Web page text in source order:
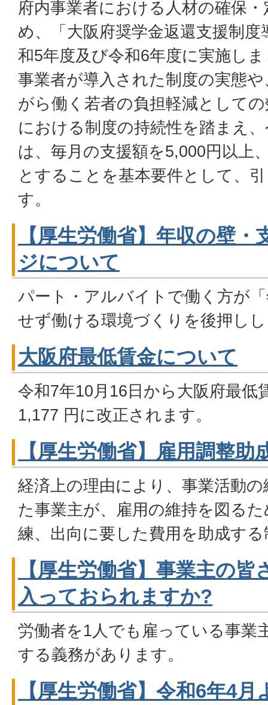
府内事業者における人材の確保
め、「大阪府奨学金返還支援制度
和5年度及び令和6年度に実施し
事業者が導入された制度の実態
がら働く若者の負担軽減として
における制度の持続性を踏まえ
は、毎月の支援額を5,000円以上
とすることを基本要件として、
す。
【厚生労働省】年収の壁
ジについて
パート・アルバイトで働く方が
せず働ける環境づくりを後押し
大阪府最低賃金について
令和7年10月16日から大阪府最低
1,177 円に改正されます。
【厚生労働省】雇用調整助
経済上の理由により、事業活動
た事業主が、雇用の維持を図る
練、出向に要した費用を助成す
【厚生労働省】事業主の
入っておられますか?
労働者を1人でも雇っている事業
する義務があります。
【厚生労働省】令和6年4